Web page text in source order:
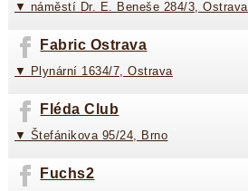
▼ náměstí Dr. E. Beneše 284/3, Ostrava
Fabric Ostrava
▼ Plynární 1634/7, Ostrava
Fléda Club
▼ Štefánikova 95/24, Brno
Fuchs2